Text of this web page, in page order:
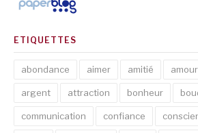
ETIQUETTES
abondance aimer amitié amour
argent attraction bonheur
communication confiance